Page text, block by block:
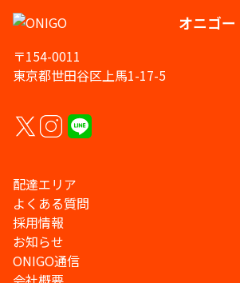
オニゴー
〒154-0011
東京都世田谷区上馬1-17-5
配達エリア
よくある質問
採用情報
お知らせ
ONIGO通信